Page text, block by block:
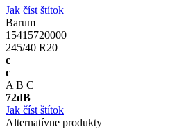
Jak číst štítok
Barum
15415720000
245/40 R20
c
c
A B C
72dB
Jak číst štítok
Alternatívne produkty